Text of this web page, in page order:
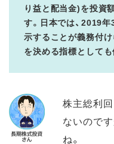
り益と配当金)を投資
す。日本では、2019
示することが義務付
を決める指標としても
株主総利
ないので
ね。